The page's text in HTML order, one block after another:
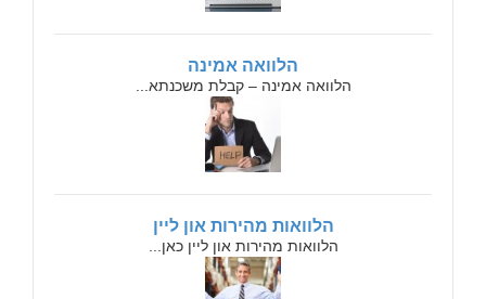
הלוואה אמינה
הלוואה אמינה – קבלת משכנתא...
הלוואות מהירות און ליין
הלוואות מהירות און ליין כאן...